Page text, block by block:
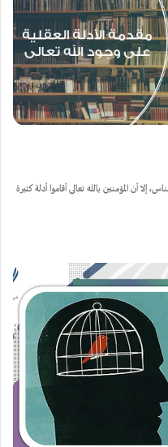
إلا أن المؤمنين بالله تعالى أقاموا أدلة كثيرة